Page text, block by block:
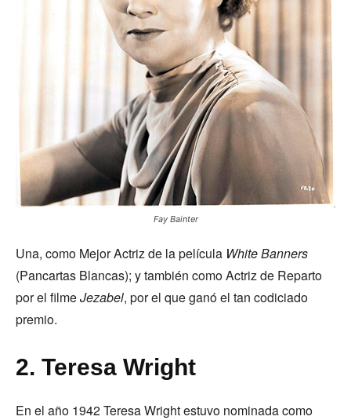
Fay Bainter
Una, como Mejor Actriz de la película White Banners
(Pancartas Blancas); y también como Actriz de Reparto
por el filmeJezabel, por el que ganó el tan codiciado
premio.
2. Teresa Wright
En el año 1942 Teresa Wright estuvo nominada como